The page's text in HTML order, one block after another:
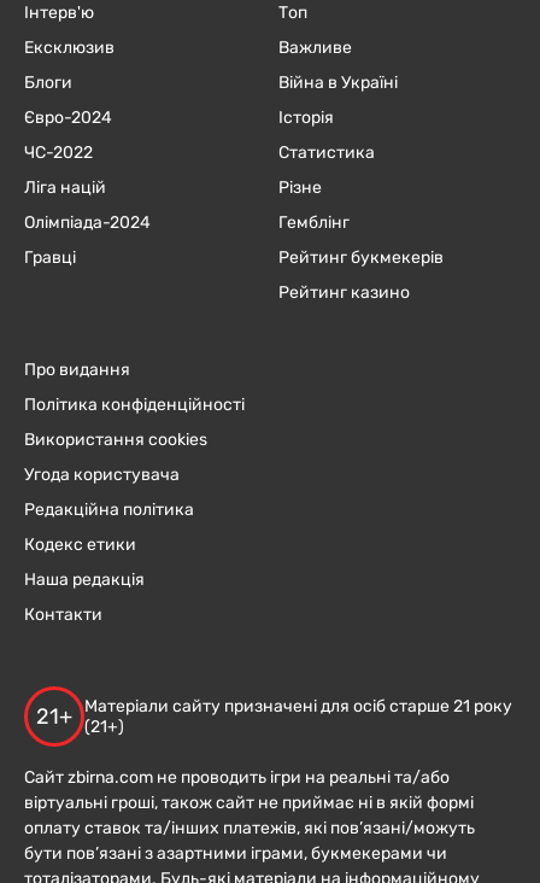
Інтерв'ю
Ексклюзив
Блоги
Євро-2024
ЧC-2022
Ліга націй
Олімпіада-2024
Гравці
Топ
Важливе
Війна в Україні
Історія
Статистика
Різне
Гемблінг
Рейтинг букмекерів
Рейтинг казино
Про видання
Політика конфіденційності
Використання cookies
Угода користувача
Редакційна політика
Кодекс етики
Наша редакція
Контакти
21+
Матеріали сайту призначені для осіб старше 21 року
(21+)
Сайт zbirna.com не проводить ігри на реальні та/або
віртуальні гроші, також сайт не приймає ні в якій формі
оплату ставок та/інших платежів, які пов’язані/можуть
бути пов’язані з азартними іграми, букмекерами чи
тоталізаторами. Будь-які матеріали на інформаційному